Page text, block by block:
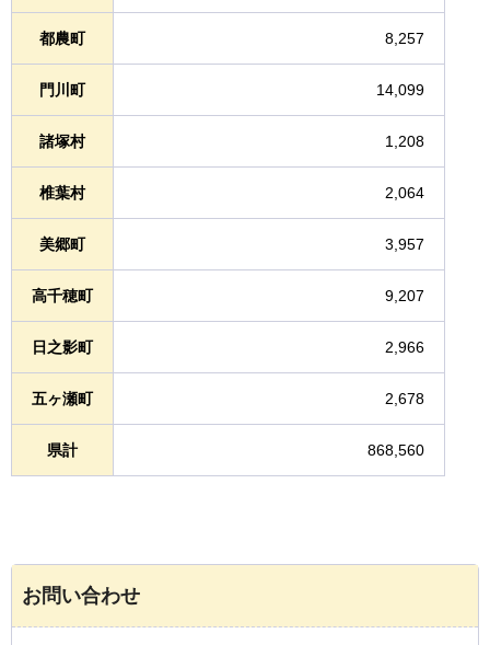
都農町 8,257
門川町 14,099
諸塚村 1,208
椎葉村 2,064
美郷町 3,957
高千穂町 9,207
日之影町 2,966
五ヶ瀬町 2,678
県計 868,560
お問い合わせ